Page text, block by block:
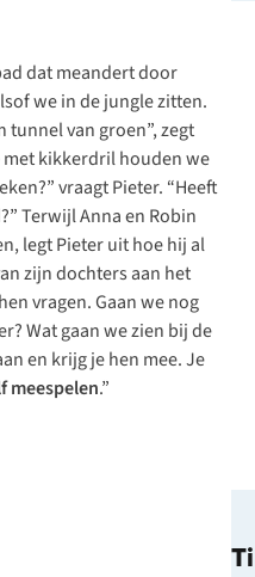
dat meandert door
we in de jungle zitten.
tunnel van groen”, zegt
met kikkerdril houden we
vraagt Pieter. “Heeft
Terwijl Anna en Robin
legt Pieter uit hoe hij al
zijn dochters aan het
vragen. Gaan we nog
Wat gaan we zien bij de
en krijg je hen mee. Je
meespelen.”